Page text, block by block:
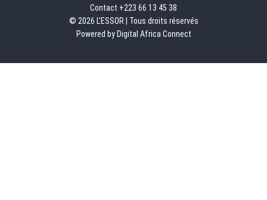
Contact +223 66 13 45 38
© 2026 L'ESSOR | Tous droits réservés
Powered by Digital Africa Connect